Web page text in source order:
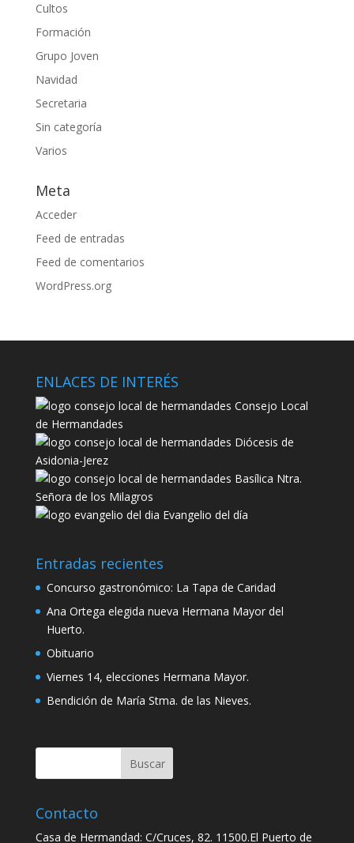
Cultos
Formación
Grupo Joven
Navidad
Secretaria
Sin categoría
Varios
Meta
Acceder
Feed de entradas
Feed de comentarios
WordPress.org
ENLACES DE INTERÉS
Consejo Local
de Hermandades
Diócesis de
Asidonia-Jerez
Basílica Ntra.
Señora de los Milagros
Evangelio del día
Entradas recientes
Concurso gastronómico: La Tapa de Caridad
Ana Ortega elegida nueva Hermana Mayor del
Huerto.
Obituario
Viernes 14, elecciones Hermana Mayor.
Bendición de María Stma. de las Nieves.
Contacto
Casa de Hermandad: C/Cruces, 82. 11500.El Puerto de